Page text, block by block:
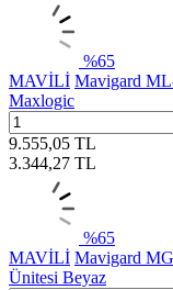
%65
MAVİLİ Mavigard
Maxlogic
9.555,05 TL
3.344,27 TL
%65
MAVİLİ Mavigard
Ünitesi Beyaz